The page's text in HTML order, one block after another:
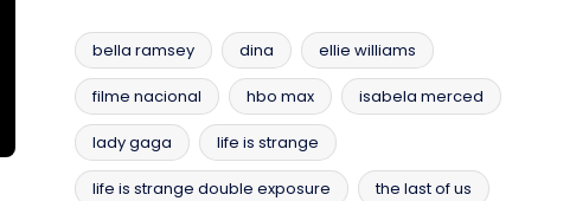
bella ramsey dina ellie williams
filme nacional hbo max isabela merced
lady gaga life is strange
life is strange double exposure the last of us